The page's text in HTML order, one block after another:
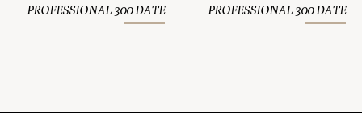
PROFESSIONAL 300 DATE
PROFESSIONAL 300 DATE